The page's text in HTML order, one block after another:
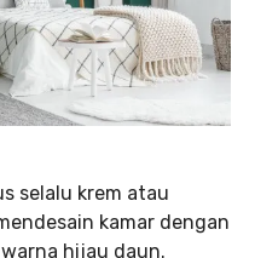
selalu krem atau
kamar dengan
hijau daun.